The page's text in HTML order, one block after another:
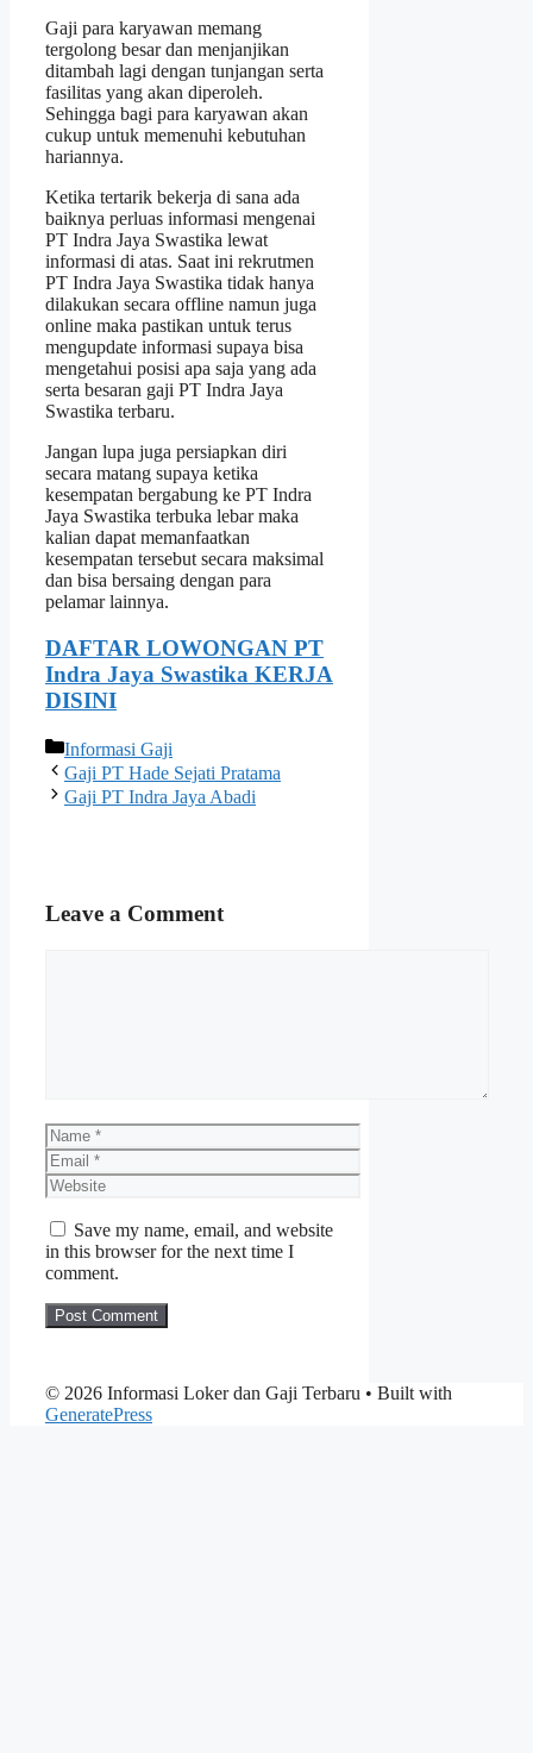
Gaji para karyawan memang
tergolong besar dan menjanjikan
ditambah lagi dengan tunjangan serta
fasilitas yang akan diperoleh.
Sehingga bagi para karyawan akan
cukup untuk memenuhi kebutuhan
hariannya.
Ketika tertarik bekerja di sana ada
baiknya perluas informasi mengenai
PT Indra Jaya Swastika lewat
informasi di atas. Saat ini rekrutmen
PT Indra Jaya Swastika tidak hanya
dilakukan secara offline namun juga
online maka pastikan untuk terus
mengupdate informasi supaya bisa
mengetahui posisi apa saja yang ada
serta besaran gaji PT Indra Jaya
Swastika terbaru.
Jangan lupa juga persiapkan diri
secara matang supaya ketika
kesempatan bergabung ke PT Indra
Jaya Swastika terbuka lebar maka
kalian dapat memanfaatkan
kesempatan tersebut secara maksimal
dan bisa bersaing dengan para
pelamar lainnya.
DAFTAR LOWONGAN PT
Indra Jaya Swastika KERJA
DISINI
Categories
Informasi Gaji
Gaji PT Hade Sejati Pratama
Gaji PT Indra Jaya Abadi
Leave a Comment
Name
Email
Website
Save my name, email, and website
in this browser for the next time I
comment.
© 2026 Informasi Loker dan Gaji Terbaru • Built with
GeneratePress